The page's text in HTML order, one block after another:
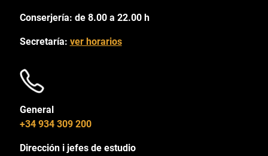
Conserjería: de 8.00 a 22.00 h
Secretaría: ver horarios
General
+34 934 309 200
Dirección i jefes de estudio